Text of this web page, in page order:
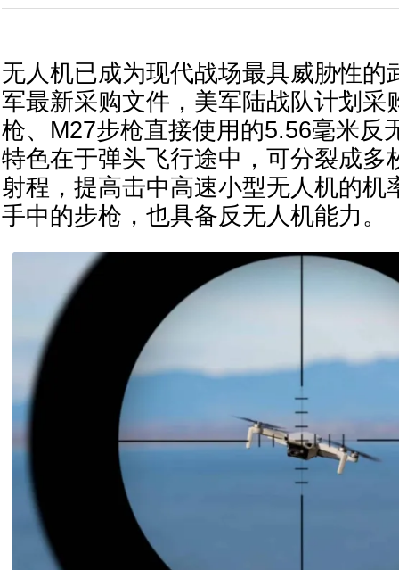
无人机已成为现代战场最具威胁性的
军最新采购文件，美军陆战队计划采
枪、M27步枪直接使用的5.56毫米反
特色在于弹头飞行途中，可分裂成多
射程，提高击中高速小型无人机的机
手中的步枪，也具备反无人机能力。